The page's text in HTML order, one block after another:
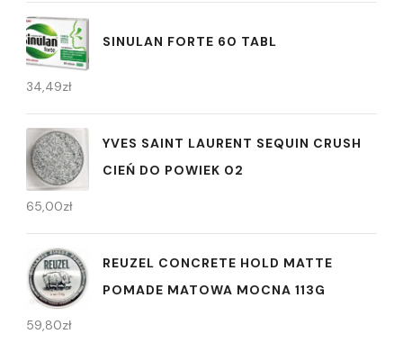
SINULAN FORTE 60 TABL
34,49zł
YVES SAINT LAURENT SEQUIN CRUSH
CIEŃ DO POWIEK 02
65,00zł
REUZEL CONCRETE HOLD MATTE
POMADE MATOWA MOCNA 113G
59,80zł